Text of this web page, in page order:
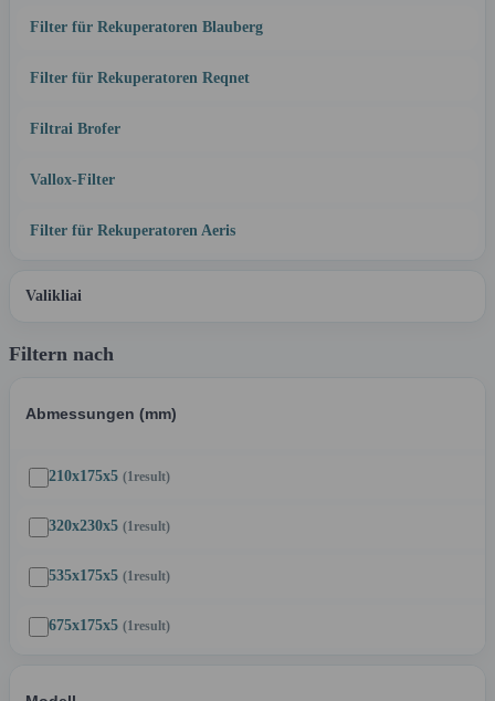
Filter für Rekuperatoren Blauberg
Filter für Rekuperatoren Reqnet
Filtrai Brofer
Vallox-Filter
Filter für Rekuperatoren Aeris
Valikliai
Filtern nach
Abmessungen (mm)
210x175x5 (1result)
320x230x5 (1result)
535x175x5 (1result)
675x175x5 (1result)